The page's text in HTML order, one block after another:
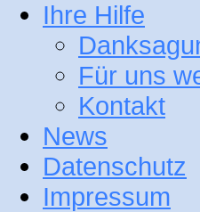
Ihre Hilfe
Für uns
Kontakt
News
Datenschutz
Impressum